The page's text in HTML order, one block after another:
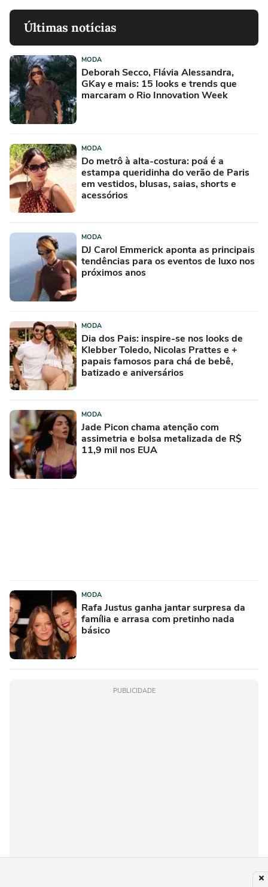
Últimas notícias
MODA
Deborah Secco, Flávia Alessandra,
GKay e mais: 15 looks e trends que
marcaram o Rio Innovation Week
MODA
Do metrô à alta-costura: poá é a
estampa queridinha do verão de Paris
em vestidos, blusas, saias, shorts e
acessórios
MODA
DJ Carol Emmerick aponta as principais
tendências para os eventos de luxo nos
próximos anos
MODA
Dia dos Pais: inspire-se nos looks de
Klebber Toledo, Nicolas Prattes e +
papais famosos para chá de bebê,
batizado e aniversários
MODA
Jade Picon chama atenção com
assimetria e bolsa metalizada de R$
11,9 mil nos EUA
MODA
Rafa Justus ganha jantar surpresa da
família e arrasa com pretinho nada
básico
PUBLICIDADE